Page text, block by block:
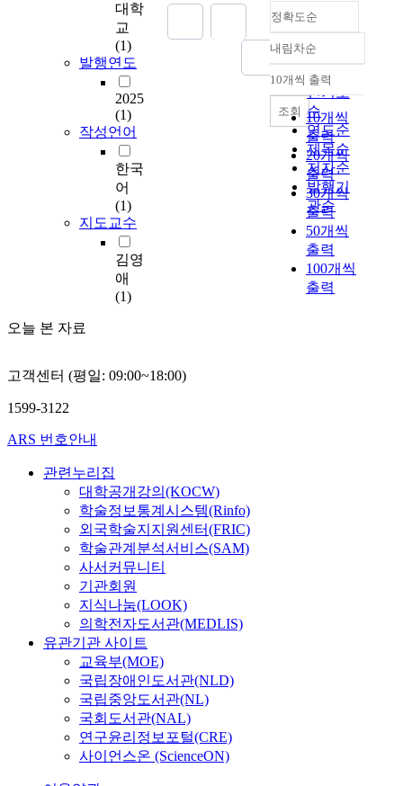
대학
교
(1)
발행연도
2025
(1)
작성언어
한국
어
(1)
지도교수
김영
애
(1)
오늘 본 자료
노
정확도순
정확도
순
인기도
순
연도순
제목순
저자순
발행기
관순
내림차순
내림차순
10개씩 출력
10개씩
출력
20개씩
출력
30개씩
출력
50개씩
출력
100개씩
출력
조회
고객센터 (평일: 09:00~18:00)
1599-3122
ARS 번호안내
관련누리집
대학공개강의(KOCW)
학술정보통계시스템(Rinfo)
외국학술지지원센터(FRIC)
학술관계분석서비스(SAM)
사서커뮤니티
기관회원
지식나눔(LOOK)
의학전자도서관(MEDLIS)
유관기관 사이트
교육부(MOE)
국립장애인도서관(NLD)
국립중앙도서관(NL)
국회도서관(NAL)
연구윤리정보포털(CRE)
사이언스온 (ScienceON)